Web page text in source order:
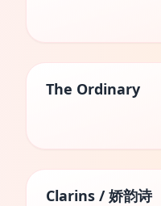
The Ordinary
Clarins / 娇韵诗